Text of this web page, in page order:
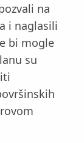
na
i naglasili
bi mogle
su